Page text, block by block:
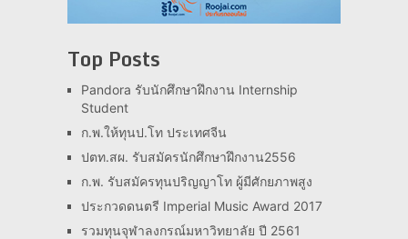
Top Posts
Pandora รับนักศึกษาฝึกงาน Internship
Student
ก.พ.ให้ทุนป.โท ประเทศจีน
ปตท.สผ. รับสมัครนักศึกษาฝึกงาน2556
ก.พ. รับสมัครทุนปริญญาโท ผู้มีศักยภาพสูง
ประกวดดนตรี Imperial Music Award 2017
รวมทุนจุฬาลงกรณ์มหาวิทยาลัย ปี 2561